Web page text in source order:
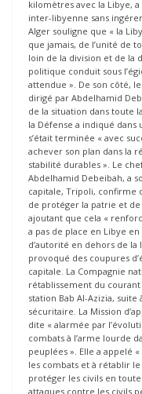
kilomètres avec la Libye,
inter-libyenne sans
Alger souligne que « la
que jamais, de l’unité de
loin de la division et de la
politique conduit sous
attendue ». De son côté,
dirigé par Abdelhamid
de la situation dans toute
la Défense a indiqué
s’était terminée « avec
achever son plan dans la
stabilité durables ». Le
Abdelhamid Debeibah, a
capitale, Tripoli, confirme
de protéger la patrie et
ajoutant que cela «
a pas de place en Libye
d’autorité en dehors de
provoqué des coupures
capitale. La Compagnie
rétablissement du
station Bab Al-Azizia,
sécuritaire. La Mission
dite « alarmée par
combats à l’arme lourde
peuplées ». Elle a appelé
les combats et à rétablir
protéger les civils en
attaques contre les civils